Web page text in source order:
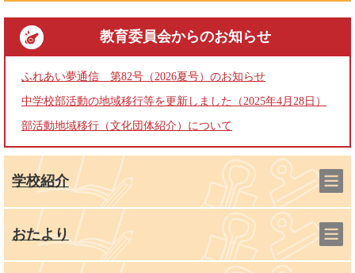
教育委員会からのお知らせ
ふれあい夢通信 第82号（2026夏号）のお知らせ
中学校部活動の地域移行等を更新しました（2025年4月28日）
部活動地域移行（文化団体紹介）について
学校紹介
おたより